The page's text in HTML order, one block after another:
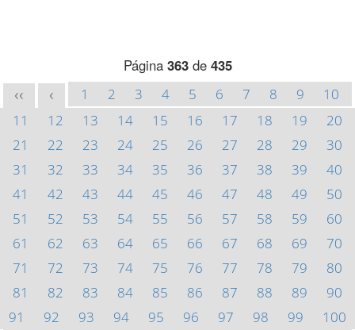
Página 363de 435
<< < 1 2 3 4 5 6 7 8 9
10
11
12 13 14 15 16 17 18 19
20
21
22 23 24 25 26 27 28 29
30
31
32 33 34 35 36 37 38 39
40
41
42 43 44 45 46 47 48 49
50
51
52 53 54 55 56 57 58 59
60
61
62 63 64 65 66 67 68 69
70
71
72 73 74 75 76 77 78 79
80
81
82 83 84 85 86 87 88 89
90
91
92 93 94 95 96 97 98 99
100